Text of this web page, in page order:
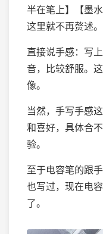
半在笔上】【墨
这里就不再赘述。
直接说手感：写
音，比较舒服。
像。
当然，手写手感
和喜好，具体合
验。
至于电容笔的跟
也写过，现在电
了。